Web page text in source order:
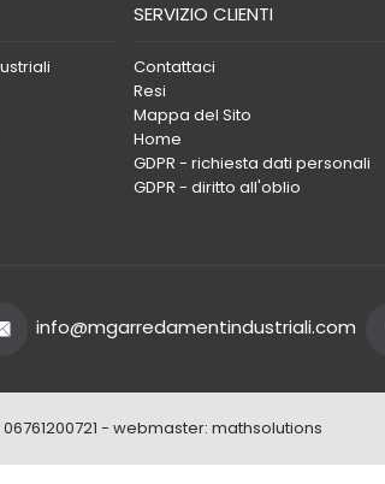
SERVIZIO CLIENTI
Contattaci
Resi
Mappa del Sito
Home
GDPR - richiesta dati personali
GDPR - diritto all'oblio
info@mgarredamentindustriali.com
- webmaster: mathsolutions